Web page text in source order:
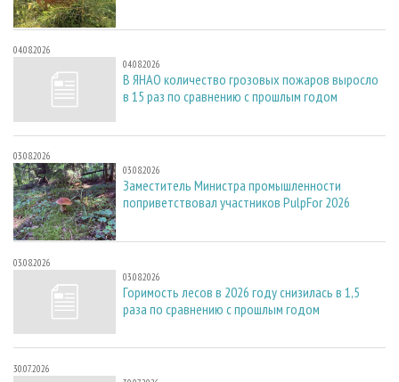
04.08.2026
04.08.2026
В ЯНАО количество грозовых пожаров выросло
в 15 раз по сравнению с прошлым годом
03.08.2026
03.08.2026
Заместитель Министра промышленности
поприветствовал участников PulpFor 2026
03.08.2026
03.08.2026
Горимость лесов в 2026 году снизилась в 1,5
раза по сравнению с прошлым годом
30.07.2026